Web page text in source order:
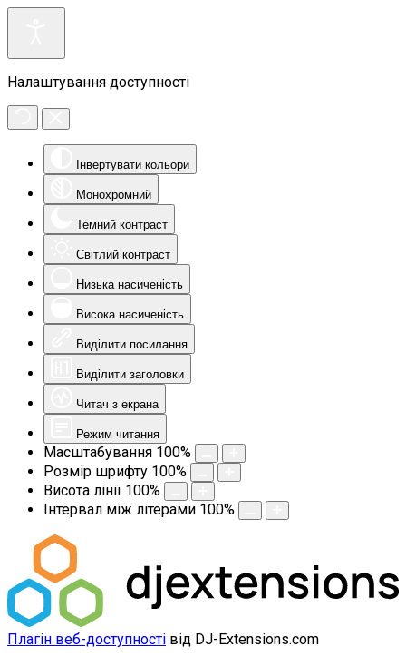
Налаштування доступності
Інвертувати кольори
Монохромний
Темний контраст
Світлий контраст
Низька насиченість
Висока насиченість
Виділити посилання
Виділити заголовки
Читач з екрана
Режим читання
Масштабування 100%
Розмір шрифту 100%
Висота лінії 100%
Інтервал між літерами 100%
Плагін веб-доступності від DJ-Extensions.com